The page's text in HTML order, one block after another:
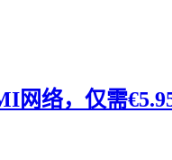
网络，仅需